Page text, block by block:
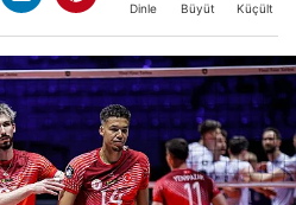
Dinle Büyüt Küçült